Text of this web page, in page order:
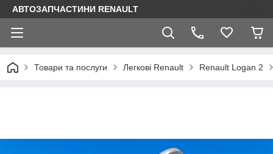
АВТОЗАПЧАСТИНИ RENAULT
Товари та послуги Легкові Renault Renault Logan 2